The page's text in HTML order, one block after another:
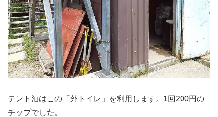
テント泊はこの「外トイレ」を利用します。1回200円の
チップでした。